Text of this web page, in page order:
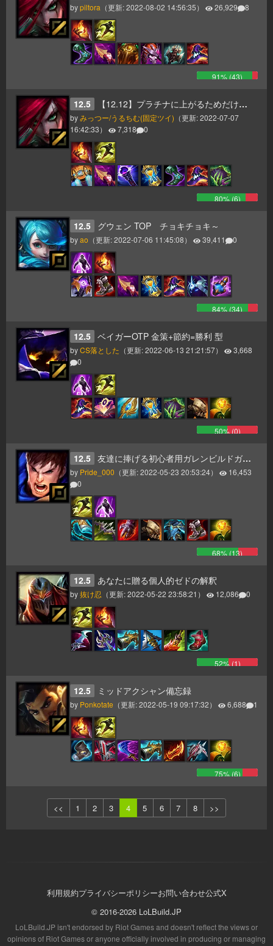
bypiltora （更新:2022-08-02 14:56:35） 26,929 8
91% (43)
12.5 【12.12】プラチナに上がるためだけのカタリナガイド
byみっつー/うるちむ(固定ツイ) （更新:2022-07-07
16:42:33） 7,318 0
80% (6)
12.5 グウェン TOP チョキチョキ～
byao （更新:2022-07-06 11:45:08） 39,411 0
84% (34)
12.5 ベイガーOTP 金策+節約=勝利 型
byCS落とした （更新:2022-06-13 21:21:57）
3,668
0
50% (0)
12.5 友達に捧げる初心者用ガレンビルドガイド
by Pride_000 （更新:2022-05-23 20:53:24）
16,453
0
68% (13)
12.5 あなたに贈る個人的ゼドの解釈
by抜け忍 （更新:2022-05-22 23:58:21 ） 12,086 0
52% (1)
12.5 ミッドアクシャン備忘録
by Ponkotate （更新:2022-05-19 09:17:32） 6,688 1
75% (6)
<< 1 2 3 4 5 6 7 8 >>
利用規約プライバシーポリシーお問い合わせ公式X
© 2016-2026 LoLBuild.JP
LoLBuild.JP isn't endorsed by Riot Games and doesn't reflect the views or
opinions of Riot Games or anyone officially involved in producing or managing